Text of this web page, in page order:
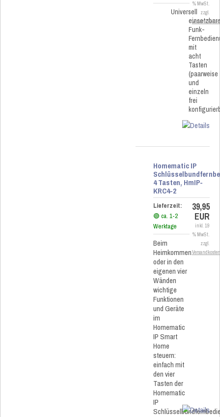
Universell
Funk-
mit
acht
Tasten
(paarweise
und
einzeln
frei
% MwSt.
zzgl.
Versandkosten
Homematic IP
4 Tasten, HmIP-
KRC4-2
Lieferzeit:
🟢 ca. 1-2
Werktage
Beim
Heimkommen
oder in den
eigenen vier
Wänden
wichtige
Funktionen
und Geräte
im
Homematic
IP Smart
Home
steuern:
einfach mit
den vier
Tasten der
Homematic
IP
39,95
EUR
inkl. 19
% MwSt.
zzgl.
Versandkosten